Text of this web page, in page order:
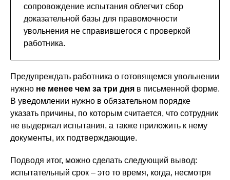
сопровождение испытания облегчит сбор
доказательной базы для правомочности
увольнения не справившегося с проверкой
работника.
Предупреждать работника о готовящемся увольнении
нужно не менее чем за три дня в письменной форме.
В уведомлении нужно в обязательном порядке
указать причины, по которым считается, что сотрудник
не выдержал испытания, а также приложить к нему
документы, их подтверждающие.
Подводя итог, можно сделать следующий вывод:
испытательный срок – это то время, когда, несмотря